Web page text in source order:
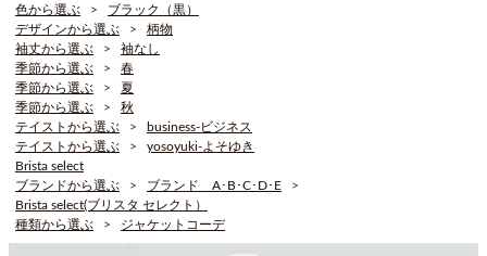
色から選ぶ
ブラック（黒）
デザインから選ぶ
柄物
袖丈から選ぶ
袖なし
季節から選ぶ
春
季節から選ぶ
夏
季節から選ぶ
秋
テイストから選ぶ
business-ビジネス
テイストから選ぶ
yosoyuki-よそゆき
Brista select
ブランドから選ぶ
ブランド A･B･C･D･E
Brista select(ブリスタ セレクト）
種類から選ぶ
ジャケットコーデ